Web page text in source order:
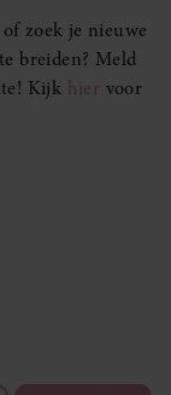
zoek je nieuwe
breiden? Meld
Kijk hier voor